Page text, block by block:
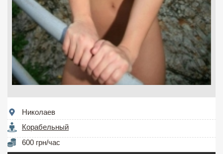
Николаев
Корабельный
600 грн/час